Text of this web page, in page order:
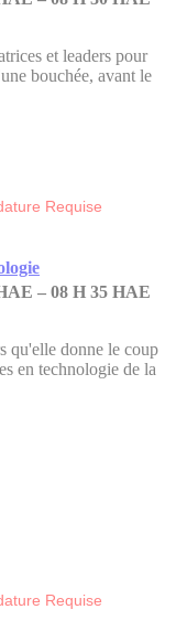
et leaders pour
bouchée, avant le
Requise
– 08 H 35 HAE
qu'elle donne le coup
en technologie de la
Requise